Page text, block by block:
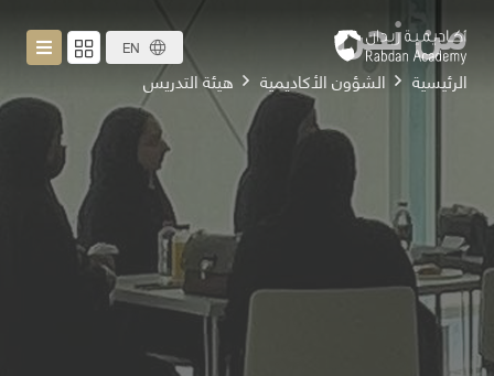
EN من نحن
الرئيسية الشؤون الأكاديمية هيئة التدريس